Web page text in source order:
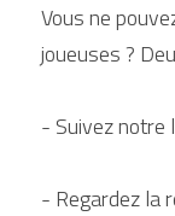
Vous ne
joueuses ?
- Suivez notre
- Regardez la